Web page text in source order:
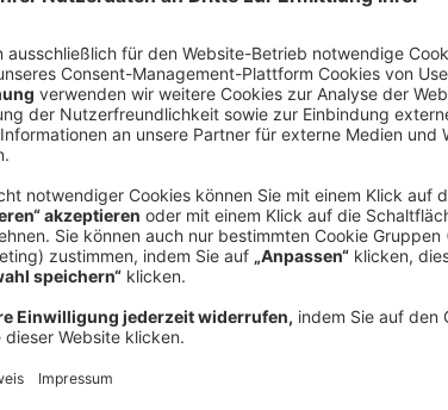
decken können. Doch durch
Technologien könnten
rentabler werden: Je nach
Kostendeckungsgrad des
steigen – damit könnten
Gewinnzone kommen und im
sparen.
Die Möglichkeiten reichen
Fahrzeugflotte über den
bis hin zur Nutzung von
Wartungsplanung. Nicht alle